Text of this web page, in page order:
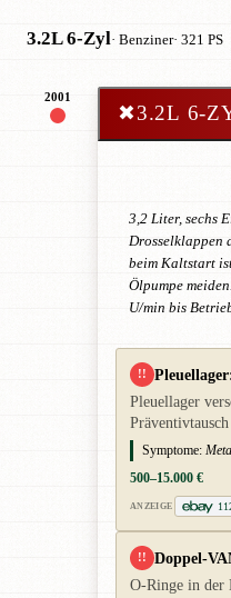
3.2L 6-Zyl· Benziner· 321 PS
2001
✖3.2L 6-
3,2 Liter, sechs
Drosselklappen
beim Kaltstart
Ölpumpe
U/min bis
!!
Pleuellager
Symptome:
500–15.000 €
ANZEIGE
!! Doppel-
O-Ringe in der